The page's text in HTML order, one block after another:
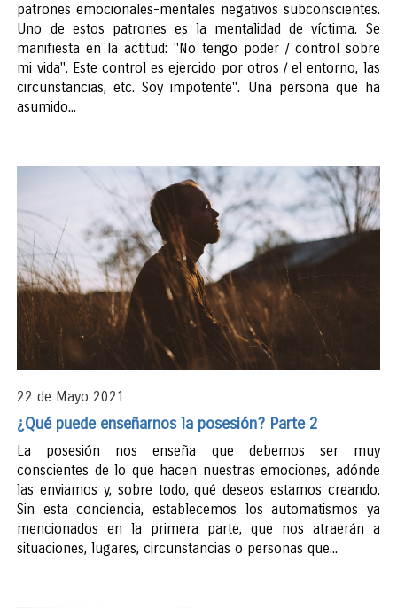
patrones emocionales-mentales negativos subconscientes.
Uno de estos patrones es la mentalidad de víctima. Se
manifiesta en la actitud: "No tengo poder / control sobre
mi vida". Este control es ejercido por otros / el entorno, las
circunstancias, etc. Soy impotente". Una persona que ha
asumido...
22 de Mayo 2021
¿Qué puede enseñarnos la posesión? Parte 2
La posesión nos enseña que debemos ser muy
conscientes de lo que hacen nuestras emociones, adónde
las enviamos y, sobre todo, qué deseos estamos creando.
Sin esta conciencia, establecemos los automatismos ya
mencionados en la primera parte, que nos atraerán a
situaciones, lugares, circunstancias o personas que...